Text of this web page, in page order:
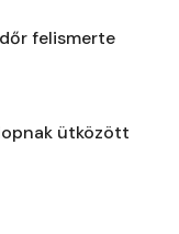
felismerte
ütközött